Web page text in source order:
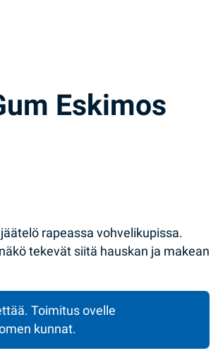
Eskimos
rapeassa vohvelikupissa.
tekevät siitä hauskan ja makean
Toimitus ovelle
kunnat.